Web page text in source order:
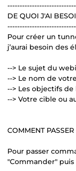
DE QUOI J'AI
Pour créer un
j’aurai besoin des
--> Le sujet du
--> Le nom de
--> Les objectifs
--> Votre cible ou
COMMENT
Pour passer
"Commander"